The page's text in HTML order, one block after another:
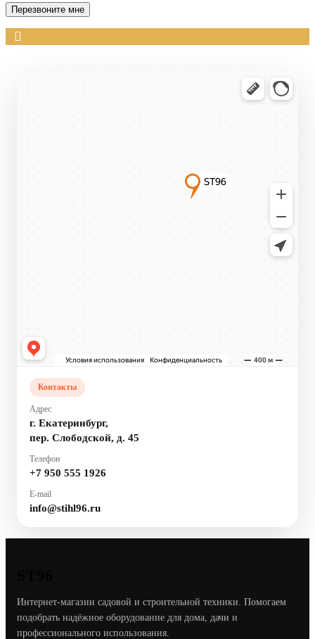
Контакты
Адрес
г. Екатеринбург,
пер. Слободской, д. 45
Телефон
+7 950 555 1926
E-mail
info@stihl96.ru
Интернет-магазин садовой и строительной техники. Помогаем
подобрать надёжное оборудование для дома, дачи и
профессионального использования.